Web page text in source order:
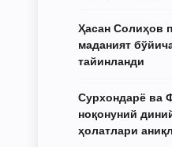
Ҳасан Солиҳов
маданият
тайинланди
Сурхондарё ва
ноқонуний
ҳолатлари